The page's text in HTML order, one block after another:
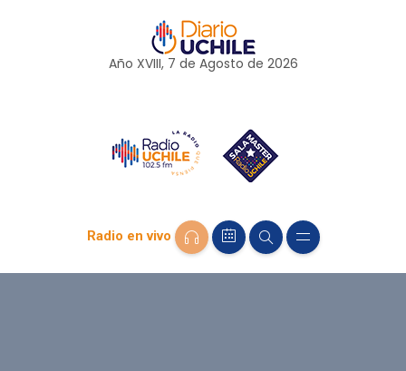
Año XVIII, 7 de Agosto de 2026
Radio en vivo